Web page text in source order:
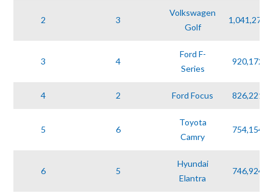
2 3
Volkswagen
Golf
1,041,279
3 4
Ford F-
Series
920,172
4 2 Ford Focus 826,221
5 6
Toyota
Camry
754,154
6 5
Hyundai
Elantra
746,924